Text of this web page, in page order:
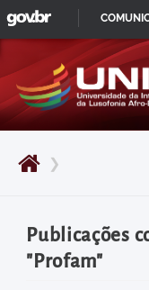
Pular
para
início
do
principal
Acessar
diretamente
❯
Publicações
"Profam"
GOVBR